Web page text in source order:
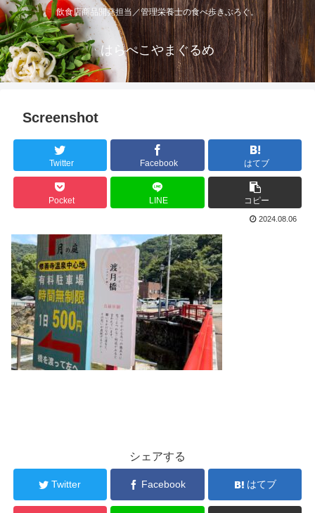
飲食店商品開発担当／管理栄養士の食べ歩きぶろぐ。
はらぺこやまぐるめ
Screenshot
Twitter Facebook はてブ
Pocket LINE コピー
2024.08.06
シェアする
Twitter Facebook はてブ